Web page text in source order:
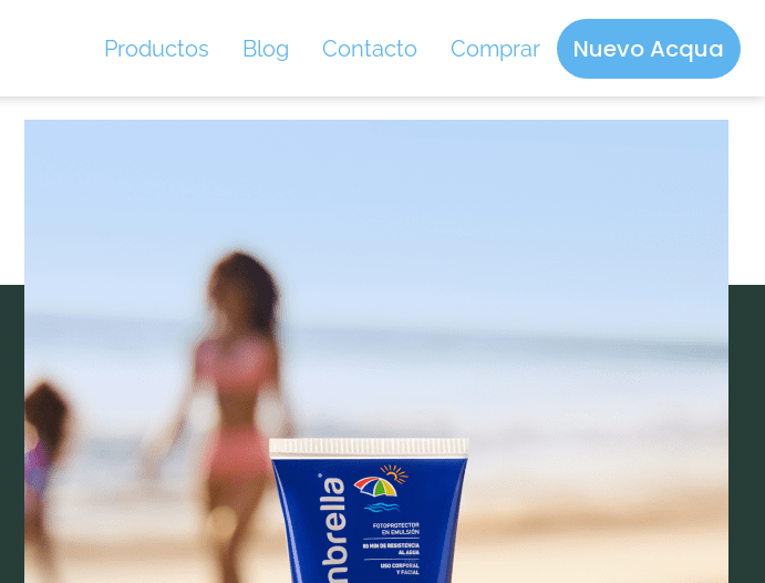
Productos Blog Contacto Comprar Nuevo Acqua